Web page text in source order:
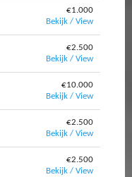
€1.000
Bekijk / View
€2.500
Bekijk / View
€10.000
Bekijk / View
€2.500
Bekijk / View
€2.500
Bekijk / View